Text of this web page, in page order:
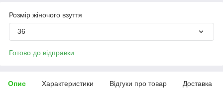
Розмір жіночого взуття
36
Готово до відправки
Опис Характеристики Відгуки про товар Доставка